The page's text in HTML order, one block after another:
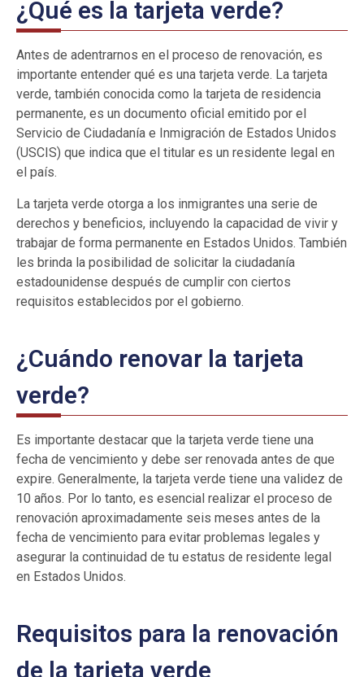
¿Qué es la tarjeta verde?
Antes de adentrarnos en el proceso de renovación, es
importante entender qué es una tarjeta verde. La tarjeta
verde, también conocida como la tarjeta de residencia
permanente, es un documento oficial emitido por el
Servicio de Ciudadanía e Inmigración de Estados Unidos
(USCIS) que indica que el titular es un residente legal en
el país.
La tarjeta verde otorga a los inmigrantes una serie de
derechos y beneficios, incluyendo la capacidad de vivir y
trabajar de forma permanente en Estados Unidos. También
les brinda la posibilidad de solicitar la ciudadanía
estadounidense después de cumplir con ciertos
requisitos establecidos por el gobierno.
¿Cuándo renovar la tarjeta
verde?
Es importante destacar que la tarjeta verde tiene una
fecha de vencimiento y debe ser renovada antes de que
expire. Generalmente, la tarjeta verde tiene una validez de
10 años. Por lo tanto, es esencial realizar el proceso de
renovación aproximadamente seis meses antes de la
fecha de vencimiento para evitar problemas legales y
asegurar la continuidad de tu estatus de residente legal
en Estados Unidos.
Requisitos para la renovación
de la tarjeta verde